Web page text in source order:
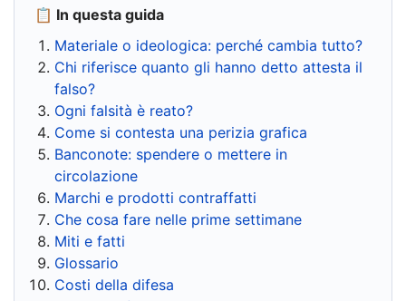
📋 In questa guida
Materiale o ideologica: perché cambia tutto?
Chi riferisce quanto gli hanno detto attesta il
falso?
Ogni falsità è reato?
Come si contesta una perizia grafica
Banconote: spendere o mettere in
circolazione
Marchi e prodotti contraffatti
Che cosa fare nelle prime settimane
Miti e fatti
Glossario
Costi della difesa